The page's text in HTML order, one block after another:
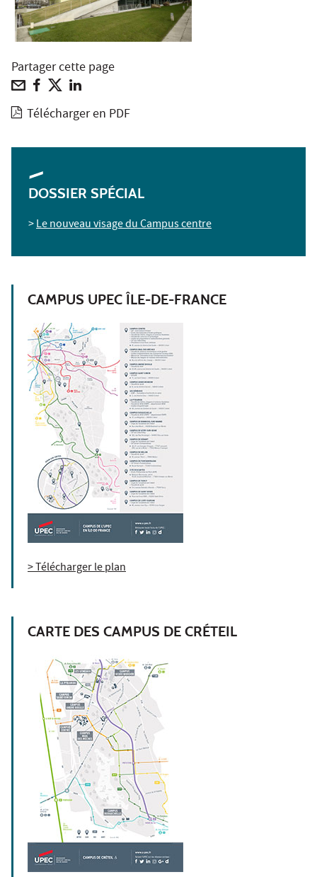
Partager cette page
Télécharger en PDF
DOSSIER SPÉCIAL
>Le nouveau visage du Campus centre
CAMPUS UPEC ÎLE-DE-FRANCE
> Télécharger le plan
CARTE DES CAMPUS DE CRÉTEIL